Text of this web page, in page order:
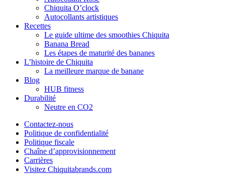
Chiquita O’clock
Autocollants artistiques
Recettes
Le guide ultime des smoothies Chiquita
Banana Bread
Les étapes de maturité des bananes
L’histoire de Chiquita
La meilleure marque de banane
Blog
HUB fitness
Durabilité
Neutre en CO2
Contactez-nous
Politique de confidentialité
Politique fiscale
Chaîne d’approvisionnement
Carrières
Visitez Chiquitabrands.com